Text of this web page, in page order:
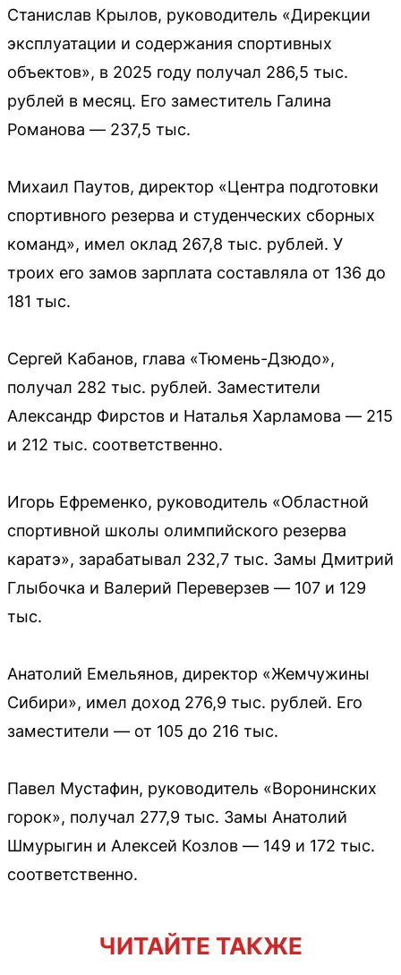
Станислав Крылов, руководитель «Дирекции
эксплуатации и содержания спортивных
объектов», в 2025 году получал 286,5 тыс.
рублей в месяц. Его заместитель Галина
Романова — 237,5 тыс.
Михаил Паутов, директор «Центра подготовки
спортивного резерва и студенческих сборных
команд», имел оклад 267,8 тыс. рублей. У
троих его замов зарплата составляла от 136 до
181 тыс.
Сергей Кабанов, глава «Тюмень-Дзюдо»,
получал 282 тыс. рублей. Заместители
Александр Фирстов и Наталья Харламова — 215
и 212 тыс. соответственно.
Игорь Ефременко, руководитель «Областной
спортивной школы олимпийского резерва
каратэ», зарабатывал 232,7 тыс. Замы Дмитрий
Глыбочка и Валерий Переверзев — 107 и 129
тыс.
Анатолий Емельянов, директор «Жемчужины
Сибири», имел доход 276,9 тыс. рублей. Его
заместители — от 105 до 216 тыс.
Павел Мустафин, руководитель «Воронинских
горок», получал 277,9 тыс. Замы Анатолий
Шмурыгин и Алексей Козлов — 149 и 172 тыс.
соответственно.
ЧИТАЙТЕ ТАКЖЕ